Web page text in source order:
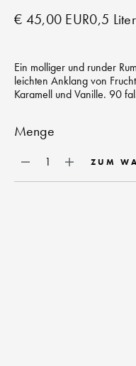
€ 45,00 EUR0,5 Liter
Ein molliger und runder
leichten Anklang von
Karamell und Vanille. 90
Menge